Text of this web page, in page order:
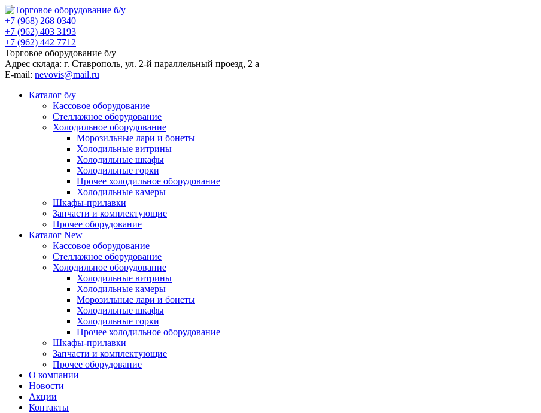
+7 (968) 268 0340
+7 (962) 403 3193
+7 (962) 442 7712
Торговое оборудование б/у
Адрес склада: г. Ставрополь, ул. 2-й параллельный проезд, 2 a
E-mail: nevovis@mail.ru
Каталог б/у
Кассовое оборудование
Стеллажное оборудование
Холодильное оборудование
Морозильные лари и бонеты
Холодильные витрины
Холодильные шкафы
Холодильные горки
Прочее холодильное оборудование
Холодильные камеры
Шкафы-прилавки
Запчасти и комплектующие
Прочее оборудование
Каталог New
Кассовое оборудование
Стеллажное оборудование
Холодильное оборудование
Холодильные витрины
Холодильные камеры
Морозильные лари и бонеты
Холодильные шкафы
Холодильные горки
Прочее холодильное оборудование
Шкафы-прилавки
Запчасти и комплектующие
Прочее оборудование
О компании
Новости
Акции
Контакты